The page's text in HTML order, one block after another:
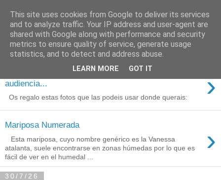
Está de pinga
3/8/26
Agradecimientos a Ares por su
audiencia...
›
Os regalo estas fotos que las podeis usar donde querais:
Mariposa Numerada ›
Esta mariposa, cuyo nombre genérico es la Vanessa
atalanta, suele encontrarse en zonas húmedas por lo que es
fácil de ver en el humedal ...
30/7/26
This site uses cookies from Google to deliver its services
and to analyze traffic. Your IP address and user-agent are
shared with Google along with performance and security
metrics to ensure quality of service, generate usage
statistics, and to detect and address abuse.
LEARN MORE GOT IT